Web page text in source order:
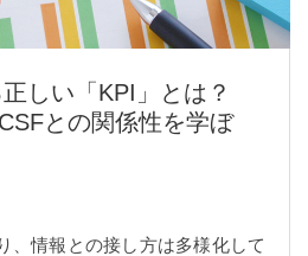
しい「KPI」とは？
との関係性を学ぼ
、情報との接し方は多様化して